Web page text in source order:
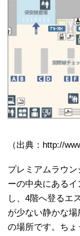
（出典：http://
プレミアムラウ
ーの中央にある
し、4階へ登るエ
が少ない静かな
の場所です。ち